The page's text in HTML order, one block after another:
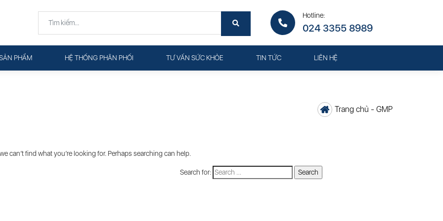
Hotline:
024 3355 8989
PHẨM HỆ THỐNG PHÂN PHỐI TƯ VẤN SỨC KHỎE TIN TỨC LIÊN HỆ
Trang chủ - GMP
can’t find what you’re looking for. Perhaps searching can help.
Search for: